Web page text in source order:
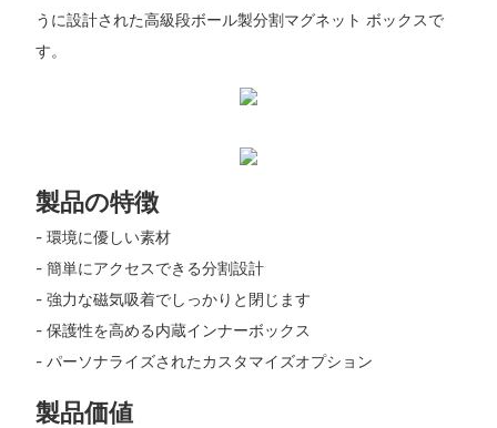
うに設計された高級段ボール製分割マグネット ボックスで
す。
製品の特徴
- 環境に優しい素材
- 簡単にアクセスできる分割設計
- 強力な磁気吸着でしっかりと閉じます
- 保護性を高める内蔵インナーボックス
- パーソナライズされたカスタマイズオプション
製品価値